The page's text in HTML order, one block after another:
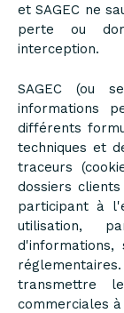
et SAGEC ne
perte ou
interception.
SAGEC (ou
informations
différents
techniques et
traceurs
dossiers
participant à
utilisation,
d'informations,
transmettre
commerciales